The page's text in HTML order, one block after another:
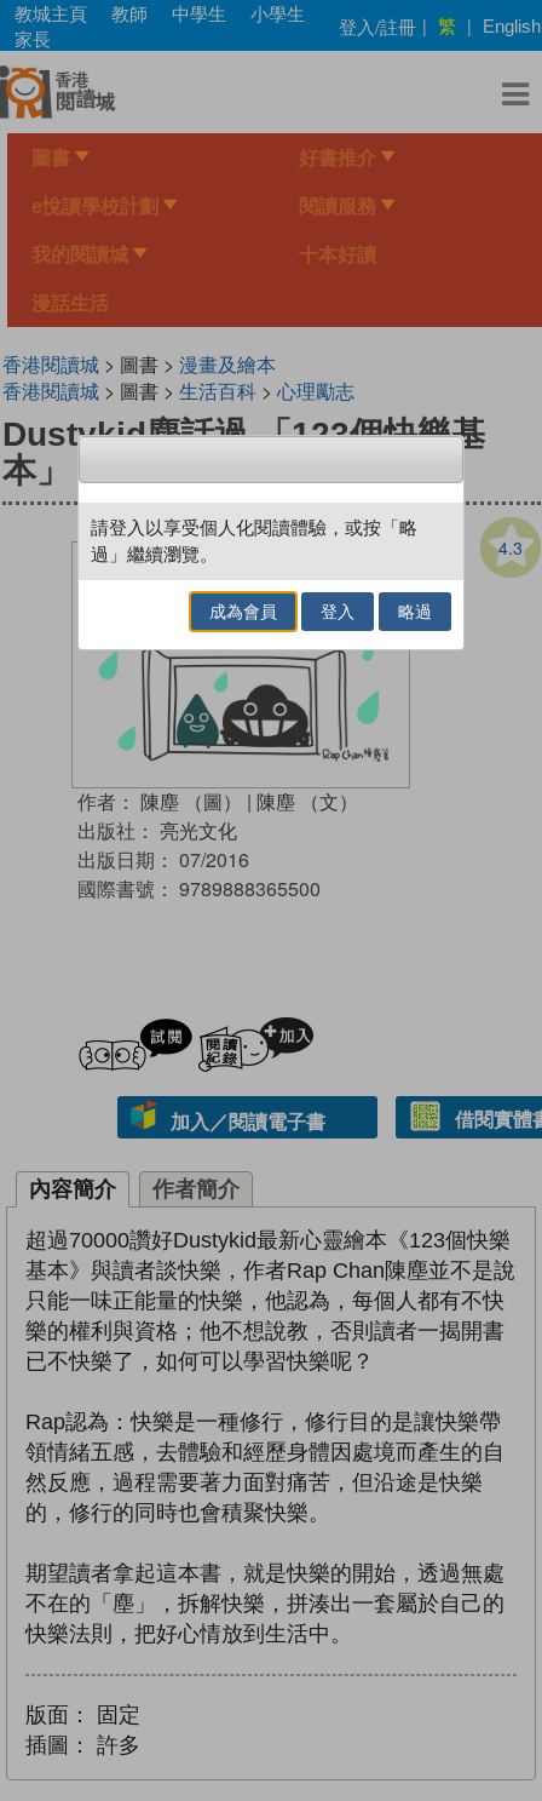
Skip
main
content
教城主頁 教師 中學生
小學生
家長
登入/註冊 | 繁 | English
圖書 好書推介
e悅讀學校計劃 閱讀服務
我的閱讀城 十本好讀
漫話生活
香港閱讀城> 圖書 > 漫畫及繪本
香港閱讀城> 圖書 > 生活百科> 心理勵志
Dustykid塵話過 「123個快樂基
本」
4.3
作者： 陳塵 （圖） | 陳塵 （文）
出版社： 亮光文化
出版日期： 07/2016
國際書號： 9789888365500
試閲
加入／閱讀電子書 借閱實體
內容簡介 作者簡介
超過70000讚好Dustykid最新心靈繪本《123個快樂
基本》與讀者談快樂，作者Rap Chan陳塵並不是說
只能一味正能量的快樂，他認為，每個人都有不快
樂的權利與資格；他不想說教，否則讀者一揭開書
已不快樂了，如何可以學習快樂呢？
Rap認為：快樂是一種修行，修行目的是讓快樂帶
領情緒五感，去體驗和經歷身體因處境而產生的自
然反應，過程需要著力面對痛苦，但沿途是快樂
的，修行的同時也會積聚快樂。
期望讀者拿起這本書，就是快樂的開始，透過無處
不在的「塵」，拆解快樂，拼湊出一套屬於自己的
快樂法則，把好心情放到生活中。
版面：
固定
插圖：
許多
請登入以享受個人化閱讀體驗，或按「略
過」繼續瀏覽。
成為會員 登入 略過